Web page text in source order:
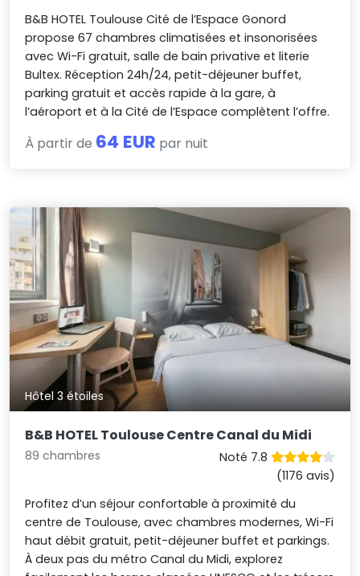
B&B HOTEL Toulouse Cité de l’Espace Gonord
propose 67 chambres climatisées et insonorisées
avec Wi-Fi gratuit, salle de bain privative et literie
Bultex. Réception 24h/24, petit-déjeuner buffet,
parking gratuit et accès rapide à la gare, à
l’aéroport et à la Cité de l’Espace complètent l’offre.
À partir de 64 EUR par nuit
Hôtel 3 étoiles
B&B HOTEL Toulouse Centre Canal du Midi
89 chambres
Noté 7.8
(1176 avis)
Profitez d’un séjour confortable à proximité du
centre de Toulouse, avec chambres modernes, Wi-Fi
haut débit gratuit, petit-déjeuner buffet et parkings.
À deux pas du métro Canal du Midi, explorez